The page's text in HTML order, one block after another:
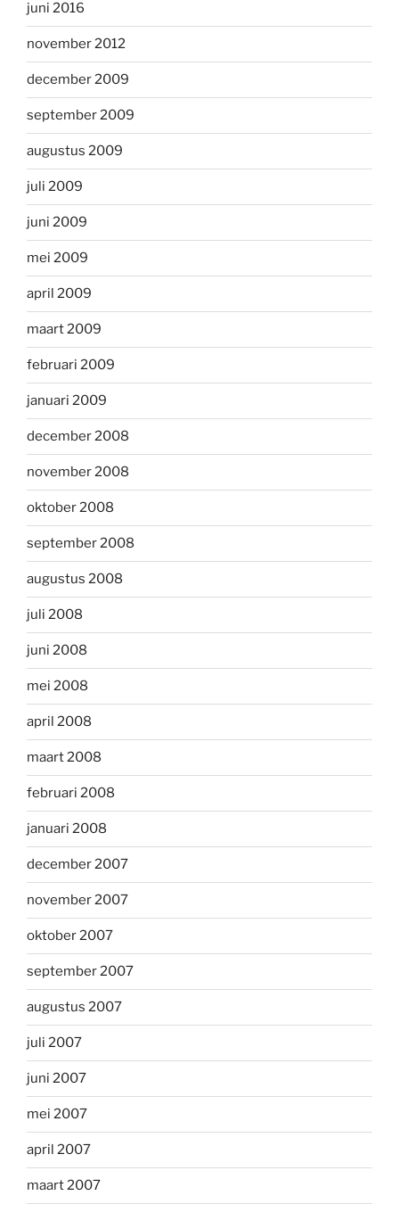
juni 2016
november 2012
december 2009
september 2009
augustus 2009
juli 2009
juni 2009
mei 2009
april 2009
maart 2009
februari 2009
januari 2009
december 2008
november 2008
oktober 2008
september 2008
augustus 2008
juli 2008
juni 2008
mei 2008
april 2008
maart 2008
februari 2008
januari 2008
december 2007
november 2007
oktober 2007
september 2007
augustus 2007
juli 2007
juni 2007
mei 2007
april 2007
maart 2007